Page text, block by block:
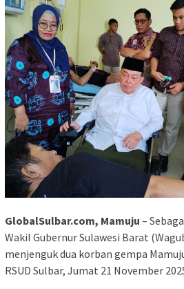
GlobalSulbar.com, Mamuju –
Wakil Gubernur Sulawesi Barat
menjenguk dua korban gempa
RSUD Sulbar, Jumat 21 November